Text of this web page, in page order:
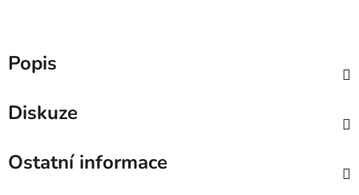
Popis
Diskuze
Ostatní informace